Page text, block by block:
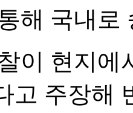
해 국내로
이 현지에
고 주장해